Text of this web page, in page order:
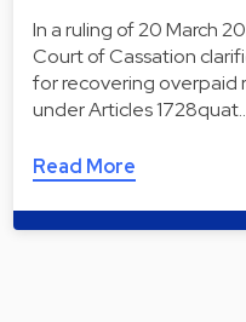
In a ruling of 20 March
Court of Cassation
for recovering overpaid
under Articles
Read More